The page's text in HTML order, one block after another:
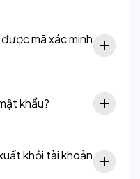
mã xác minh
khẩu?
khỏi tài khoản